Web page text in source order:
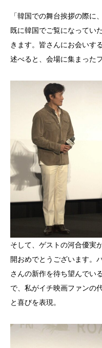
「韓国での舞台挨拶の際に
既に韓国でご覧になってい
きます。皆さんにお会いす
述べると、会場に集まった
そして、ゲストの河合優実
開おめでとうございます。
さんの新作を待ち望んでい
で、私がイチ映画ファンの
と喜びを表現。